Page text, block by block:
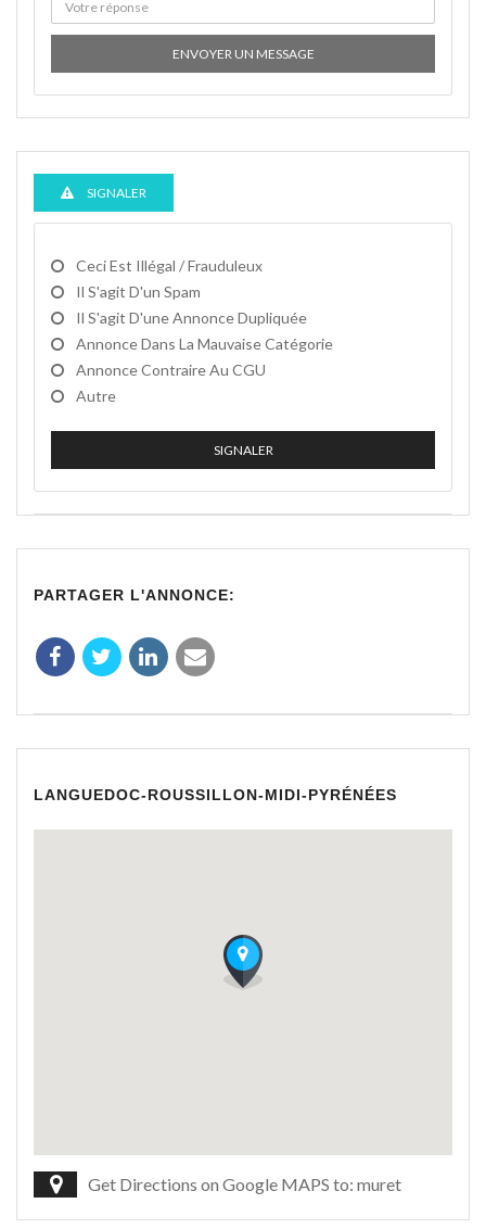
ENVOYER UN MESSAGE
SIGNALER
Ceci Est Illégal / Frauduleux
Il S'agit D'un Spam
Il S'agit D'une Annonce Dupliquée
Annonce Dans La Mauvaise Catégorie
Annonce Contraire Au CGU
Autre
SIGNALER
PARTAGER L'ANNONCE:
LANGUEDOC-ROUSSILLON-MIDI-PYRÉNÉES
Get Directions on Google MAPS to: muret